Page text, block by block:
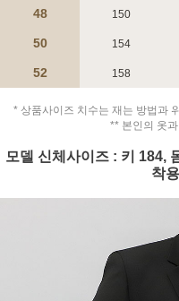
페이코 ID로 페
48 150
50 154
52 158
* 상품사이즈 치수는 재는 방법과
** 본인의 옷
모델 신체사이즈 : 키 184,
착